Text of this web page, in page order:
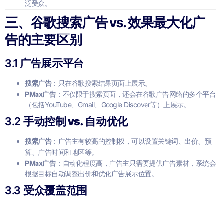
泛受众。
三、谷歌搜索广告 vs. 效果最大化广
告的主要区别
3.1 广告展示平台
搜索广告：只在谷歌搜索结果页面上展示。
PMax广告：不仅限于搜索页面，还会在谷歌广告网络的多个平台
（包括YouTube、Gmail、Google Discover等）上展示。
3.2 手动控制 vs. 自动优化
搜索广告：广告主有较高的控制权，可以设置关键词、出价、预
算、广告时间和地区等。
PMax广告：自动化程度高，广告主只需要提供广告素材，系统会
根据目标自动调整出价和优化广告展示位置。
3.3 受众覆盖范围